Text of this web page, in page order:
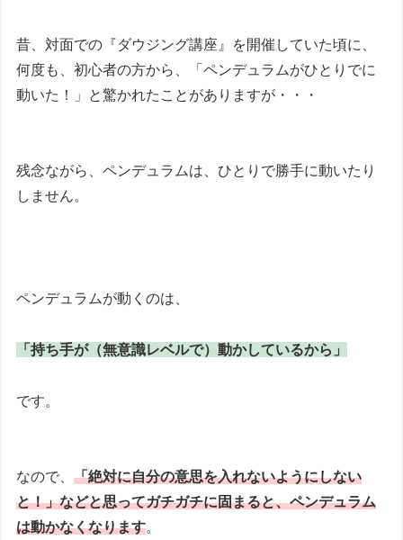
昔、対面での『ダウジング講座』を開催していた頃に、
何度も、初心者の方から、「ペンデュラムがひとりでに
動いた！」と驚かれたことがありますが・・・
残念ながら、ペンデュラムは、ひとりで勝手に動いたり
しません。
ペンデュラムが動くのは、
「持ち手が（無意識レベルで）動かしているから」
です。
なので、「絶対に自分の意思を入れないようにしない
と！」などと思ってガチガチに固まると、ペンデュラム
は動かなくなります。